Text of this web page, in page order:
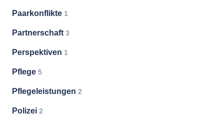
Paarkonflikte 1
Partnerschaft 3
Perspektiven 1
Pflege 5
Pflegeleistungen 2
Polizei 2